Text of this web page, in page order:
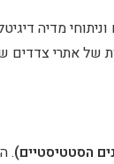
מדיה
של אתרי
הסטטיסטיים).